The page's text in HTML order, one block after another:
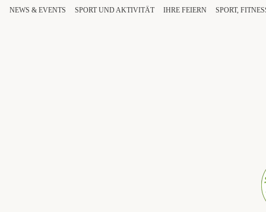
NEWS & EVENTS
SPORTUND AKTIVITÄT IHRE FEIERN SPORT,